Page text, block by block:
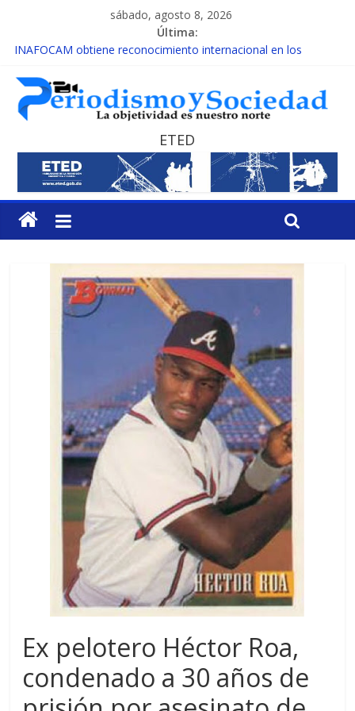
sábado, agosto 8, 2026
Última:
INAFOCAM obtiene reconocimiento internacional en los
15 de febrero de cada año es Día Nacional de la lucha contra el
cáncer infantil
EL ENFOQUE UNILATERAL DE LA COALICIÓN
MESCyT y Universidad Albizu apoyarán rehabilitación de
reclusos
MESCyT presenta calendario de Consulta Nacional por la
Educación
ETED
Ex pelotero Héctor Roa,
condenado a 30 años de